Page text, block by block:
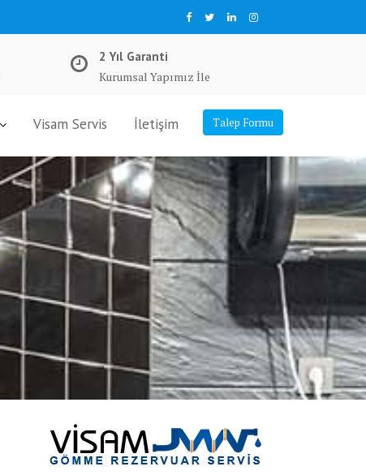
2 Yıl Garanti
Kurumsal Yapımız İle
Talep Formu
Visam Servis İletişim